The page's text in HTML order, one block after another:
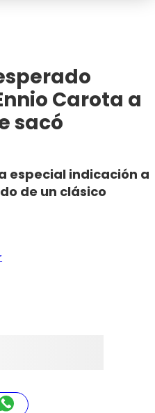
Carota a
sacó
especial indicación a
de un clásico